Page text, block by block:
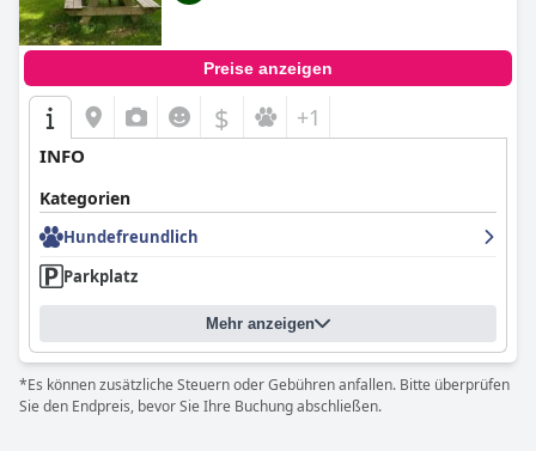
Preise anzeigen
$ +1
INFO
Kategorien
Hundefreundlich
Parkplatz
Mehr anzeigen
*Es können zusätzliche Steuern oder Gebühren anfallen. Bitte überprüfen
Sie den Endpreis, bevor Sie Ihre Buchung abschließen.